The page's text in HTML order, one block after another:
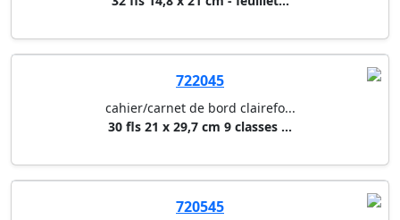
722045
cahier/carnet de bord clairefo...
30 fls 21 x 29,7 cm 9 classes ...
720545